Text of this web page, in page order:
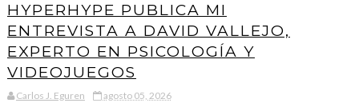
HYPERHYPE PUBLICA MI
ENTREVISTA A DAVID VALLEJO,
EXPERTO EN PSICOLOGÍA Y
VIDEOJUEGOS
Carlos J. Eguren agosto 05, 2026